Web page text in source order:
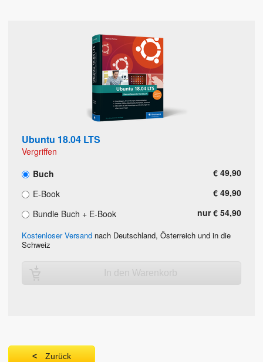
Ubuntu 18.04 LTS
Vergriffen
Buch
€ 49,90
E-Book
€ 49,90
Bundle Buch + E-Book
nur € 54,90
Kostenloser Versand nach Deutschland, Österreich und in die
Schweiz
In den Warenkorb
Zurück